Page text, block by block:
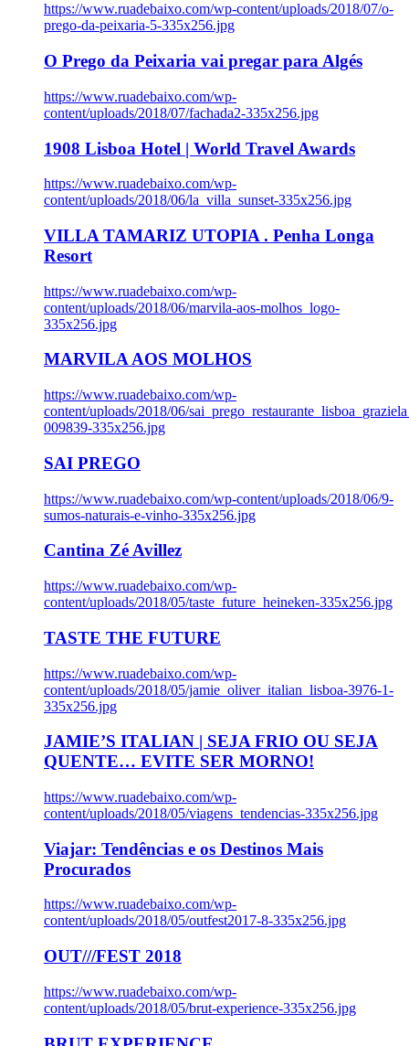
https://www.ruadebaixo.com/wp-content/uploads/2018/07/o-
prego-da-peixaria-5-335x256.jpg
O Prego da Peixaria vai pregar para Algés
https://www.ruadebaixo.com/wp-
content/uploads/2018/07/fachada2-335x256.jpg
1908 Lisboa Hotel | World Travel Awards
https://www.ruadebaixo.com/wp-
content/uploads/2018/06/la_villa_sunset-335x256.jpg
VILLA TAMARIZ UTOPIA . Penha Longa
Resort
https://www.ruadebaixo.com/wp-
content/uploads/2018/06/marvila-aos-molhos_logo-
335x256.jpg
MARVILA AOS MOLHOS
https://www.ruadebaixo.com/wp-
content/uploads/2018/06/
009839-335x256.jpg
SAI PREGO
https://www.ruadebaixo.com/wp-content/uploads/2018/06/9-
sumos-naturais-e-vinho-335x256.jpg
Cantina Zé Avillez
https://www.ruadebaixo.com/wp-
content/uploads/2018/05/taste_future_heineken-335x256.jpg
TASTE THE FUTURE
https://www.ruadebaixo.com/wp-
content/uploads/2018/05/jamie_oliver_italian_lisboa-3976-1-
335x256.jpg
JAMIE’S ITALIAN | SEJA FRIO OU SEJA
QUENTE… EVITE SER MORNO!
https://www.ruadebaixo.com/wp-
content/uploads/2018/05/viagens_tendencias-335x256.jpg
Viajar: Tendências e os Destinos Mais
Procurados
https://www.ruadebaixo.com/wp-
content/uploads/2018/05/outfest2017-8-335x256.jpg
OUT///FEST 2018
https://www.ruadebaixo.com/wp-
content/uploads/2018/05/brut-experience-335x256.jpg